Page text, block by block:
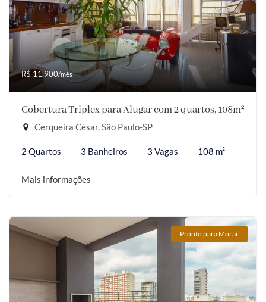
R$ 11.900/mês
Cobertura Triplex para Alugar com 2 quartos, 108m²
Cerqueira César, São Paulo-SP
2 Quartos 3 Banheiros 3 Vagas 108 m²
Mais informações
Pronto para Morar